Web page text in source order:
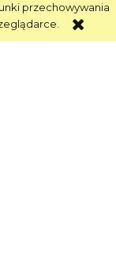
przechowywania